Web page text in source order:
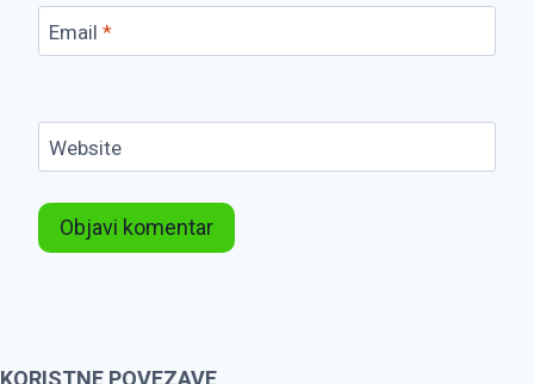
Email *
Website
KORISTNE POVEZAVE